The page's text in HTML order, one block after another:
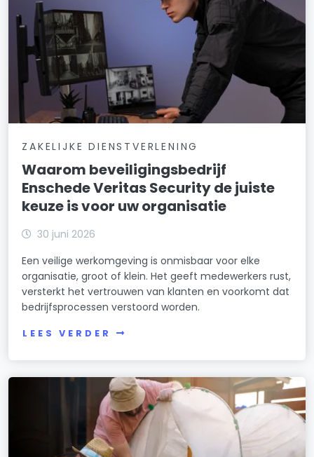
ZAKELIJKE DIENSTVERLENING
Waarom beveiligingsbedrijf
Enschede Veritas Security de juiste
keuze is voor uw organisatie
30 juni 2026
Een veilige werkomgeving is onmisbaar voor elke
organisatie, groot of klein. Het geeft medewerkers rust,
versterkt het vertrouwen van klanten en voorkomt dat
bedrijfsprocessen verstoord worden.
LEES VERDER